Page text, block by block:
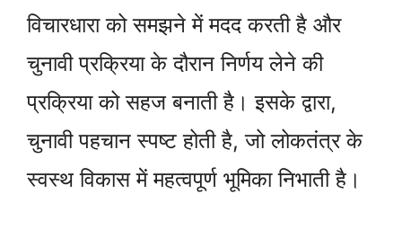
विचारधारा को समझने में मदद करती है और
चुनावी प्रक्रिया के दौरान निर्णय लेने की
प्रक्रिया को सहज बनाती है। इसके द्वारा,
चुनावी पहचान स्पष्ट होती है, जो लोकतंत्र के
स्वस्थ विकास में महत्वपूर्ण भूमिका निभाती है।